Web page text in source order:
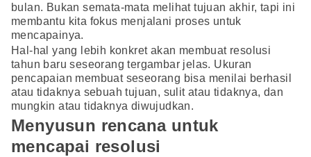
bulan. Bukan semata-mata melihat tujuan akhir, tapi ini
membantu kita fokus menjalani proses untuk
mencapainya.
Hal-hal yang lebih konkret akan membuat resolusi
tahun baru seseorang tergambar jelas. Ukuran
pencapaian membuat seseorang bisa menilai berhasil
atau tidaknya sebuah tujuan, sulit atau tidaknya, dan
mungkin atau tidaknya diwujudkan.
Menyusun rencana untuk
mencapai resolusi